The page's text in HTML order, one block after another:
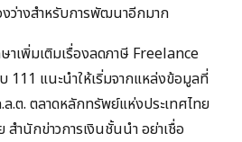
ว่างสำหรับการพัฒนาอีกมาก
เพิ่มเติมเรื่องลดภาษี Freelance
111 แนะนำให้เริ่มจากแหล่งข้อมูลที่
.ล.ต. ตลาดหลักทรัพย์แห่งประเทศไทย
สำนักข่าวการเงินชั้นนำ อย่าเชื่อ